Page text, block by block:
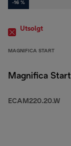
-16 %
Utsolgt
MAGNIFICA START
Magnifica Start
ECAM220.20.W